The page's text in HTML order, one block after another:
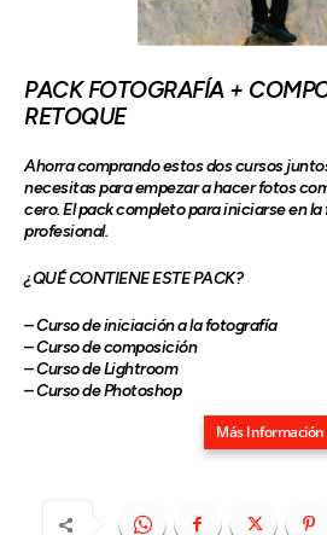
PACK FOTOGRAFÍA +
RETOQUE
Ahorra comprando estos dos cursos
necesitas para empezar a hacer fotos
cero. El pack completo para iniciarse en
profesional.
¿QUÉ CONTIENE ESTE PACK?
– Curso de iniciación a la fotografía
– Curso de composición
– Curso de Lightroom
– Curso de Photoshop
Más Información